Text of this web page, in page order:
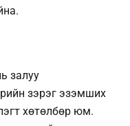
залуу
зэрэг эзэмших
хөтөлбөр юм.